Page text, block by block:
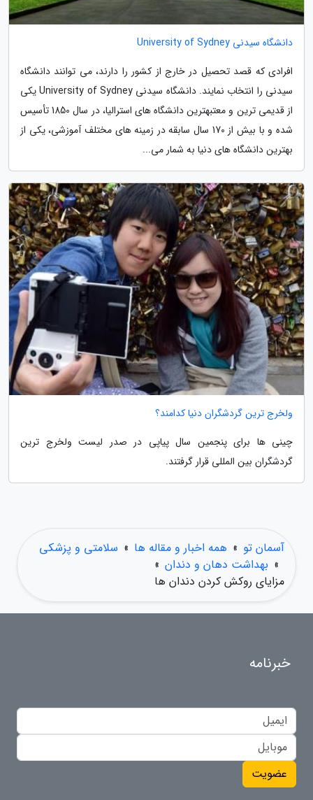
دانشگاه سیدنی University of Sydney
افرادی که قصد تحصیل در خارج از کشور را دارند، می توانند دانشگاه
سیدنی را انتخاب نمایند. دانشگاه سیدنی University of Sydney یکی
از قدیمی ترین و معتبهترین دانشگاه های استرالیا، در سال 1850 تأسیس
شده و با بیش از 170 سال سابقه در زمینه های مختلف آموزشی، یکی از
بهترین دانشگاه های دنیا به شمار می...
ولخرج ترین گردشگران دنیا کدامند؟
چینی ها برای پنجمین سال پیاپی در صدر لیست ولخرج ترین
گردشگران بین المللی قرار گرفتند.
آسمان تو » همه اخبار و مقاله ها » سلامتی و پزشکی
» بهداشت دهان و دندان »
مزایای روکش کردن دندان ها
خبرنامه
عضویت